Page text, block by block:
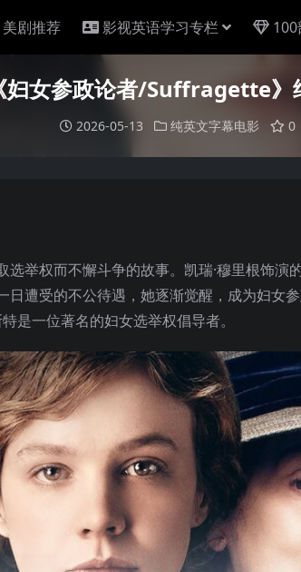
美剧推荐 影视英语学习专栏
妇女参政论者/Suffragette》
2026-05-13 纯英文字幕电影 0
举权而不懈斗争的故事。凯瑞·穆里根饰演
遭受的不公待遇，她逐渐觉醒，成为妇女
是一位著名的妇女选举权倡导者。